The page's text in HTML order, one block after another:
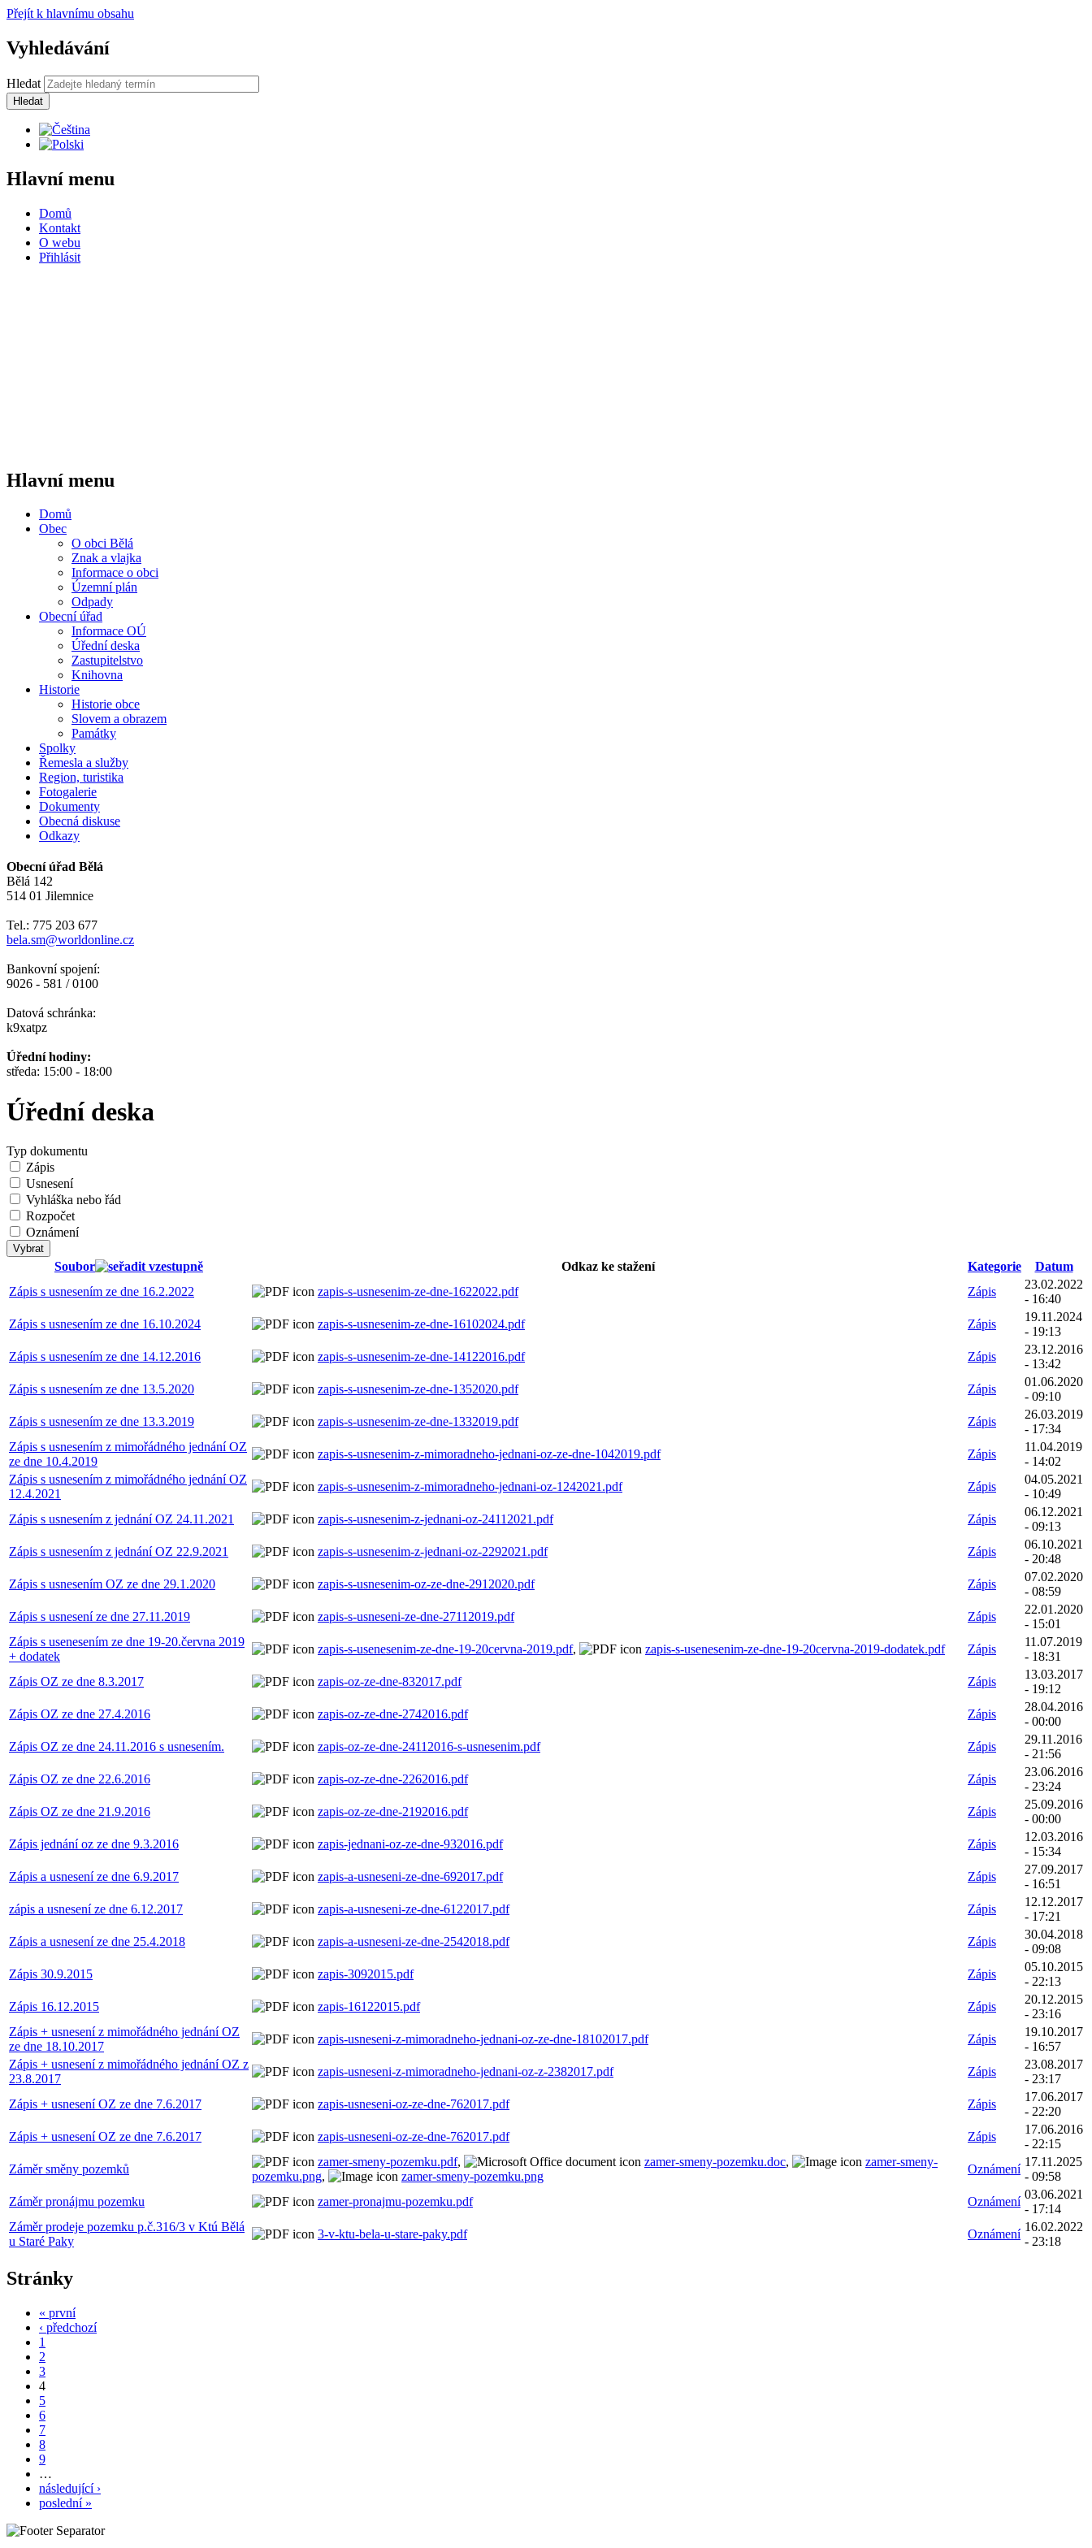
Přejít k hlavnímu obsahu
Vyhledávání
Hledat
Hlavní menu
Domů
Kontakt
O webu
Přihlásit
Hlavní menu
Domů
Obec
O obci Bělá
Znak a vlajka
Informace o obci
Územní plán
Odpady
Obecní úřad
Informace OÚ
Úřední deska
Zastupitelstvo
Knihovna
Historie
Historie obce
Slovem a obrazem
Památky
Spolky
Řemesla a služby
Region, turistika
Fotogalerie
Dokumenty
Obecná diskuse
Odkazy
Obecní úřad Bělá
Bělá 142
514 01 Jilemnice
Tel.: 775 203 677
bela.sm@worldonline.cz
Bankovní spojení:
9026 - 581 / 0100
Datová schránka:
k9xatpz
Úřední hodiny:
středa: 15:00 - 18:00
Úřední deska
Typ dokumentu
Zápis
Usnesení
Vyhláška nebo řád
Rozpočet
Oznámení
Soubor Odkaz ke stažení Kategorie
Datum
Zápis s usnesením ze dne 16.2.2022
zapis-s-usnesenim-ze-dne-1622022.pdf Zápis
23.02.2022
- 16:40
Zápis s usnesením ze dne 16.10.2024
zapis-s-usnesenim-ze-dne-16102024.pdf Zápis
19.11.2024
- 19:13
Zápis s usnesením ze dne 14.12.2016
zapis-s-usnesenim-ze-dne-14122016.pdf Zápis
23.12.2016
- 13:42
Zápis s usnesením ze dne 13.5.2020
zapis-s-usnesenim-ze-dne-1352020.pdf Zápis
01.06.2020
- 09:10
Zápis s usnesením ze dne 13.3.2019
zapis-s-usnesenim-ze-dne-1332019.pdf Zápis
26.03.2019
- 17:34
Zápis s usnesením z mimořádného jednání OZ
ze dne 10.4.2019
zapis-s-usnesenim-z-mimoradneho-jednani-oz-ze-dne-1042019.pdf Zápis
11.04.2019
- 14:02
Zápis s usnesením z mimořádného jednání OZ
12.4.2021
zapis-s-usnesenim-z-mimoradneho-jednani-oz-1242021.pdf Zápis
04.05.2021
- 10:49
Zápis s usnesením z jednání OZ 24.11.2021
zapis-s-usnesenim-z-jednani-oz-24112021.pdf Zápis
06.12.2021
- 09:13
Zápis s usnesením z jednání OZ 22.9.2021
zapis-s-usnesenim-z-jednani-oz-2292021.pdf Zápis
06.10.2021
- 20:48
Zápis s usnesením OZ ze dne 29.1.2020
zapis-s-usnesenim-oz-ze-dne-2912020.pdf Zápis
07.02.2020
- 08:59
Zápis s usnesení ze dne 27.11.2019
zapis-s-usneseni-ze-dne-27112019.pdf Zápis
22.01.2020
- 15:01
Zápis s usenesením ze dne 19-20.června 2019
+ dodatek
zapis-s-usenesenim-ze-dne-19-20cervna-2019.pdf, zapis-s-usenesenim-ze-dne-19-20cervna-2019-dodatek.pdf Zápis
11.07.2019
- 18:31
Zápis OZ ze dne 8.3.2017
zapis-oz-ze-dne-832017.pdf Zápis
13.03.2017
- 19:12
Zápis OZ ze dne 27.4.2016
zapis-oz-ze-dne-2742016.pdf Zápis
28.04.2016
- 00:00
Zápis OZ ze dne 24.11.2016 s usnesením.
zapis-oz-ze-dne-24112016-s-usnesenim.pdf Zápis
29.11.2016
- 21:56
Zápis OZ ze dne 22.6.2016
zapis-oz-ze-dne-2262016.pdf Zápis
23.06.2016
- 23:24
Zápis OZ ze dne 21.9.2016
zapis-oz-ze-dne-2192016.pdf Zápis
25.09.2016
- 00:00
Zápis jednání oz ze dne 9.3.2016
zapis-jednani-oz-ze-dne-932016.pdf Zápis
12.03.2016
- 15:34
Zápis a usnesení ze dne 6.9.2017
zapis-a-usneseni-ze-dne-692017.pdf Zápis
27.09.2017
- 16:51
zápis a usnesení ze dne 6.12.2017
zapis-a-usneseni-ze-dne-6122017.pdf Zápis
12.12.2017
- 17:21
Zápis a usnesení ze dne 25.4.2018
zapis-a-usneseni-ze-dne-2542018.pdf Zápis
30.04.2018
- 09:08
Zápis 30.9.2015
zapis-3092015.pdf Zápis
05.10.2015
- 22:13
Zápis 16.12.2015
zapis-16122015.pdf Zápis
20.12.2015
- 23:16
Zápis + usnesení z mimořádného jednání OZ
ze dne 18.10.2017
zapis-usneseni-z-mimoradneho-jednani-oz-ze-dne-18102017.pdf Zápis
19.10.2017
- 16:57
Zápis + usnesení z mimořádného jednání OZ z
23.8.2017
zapis-usneseni-z-mimoradneho-jednani-oz-z-2382017.pdf Zápis
23.08.2017
- 23:17
Zápis + usnesení OZ ze dne 7.6.2017
zapis-usneseni-oz-ze-dne-762017.pdf Zápis
17.06.2017
- 22:20
Zápis + usnesení OZ ze dne 7.6.2017
zapis-usneseni-oz-ze-dne-762017.pdf Zápis
17.06.2016
- 22:15
Záměr směny pozemků
zamer-smeny-pozemku.pdf, zamer-smeny-pozemku.doc,
zamer-smeny-
pozemku.png, zamer-smeny-pozemku.png
Oznámení
17.11.2025
- 09:58
Záměr pronájmu pozemku
zamer-pronajmu-pozemku.pdf Oznámení
03.06.2021
- 17:14
Záměr prodeje pozemku p.č.316/3 v Ktú Bělá
u Staré Paky
3-v-ktu-bela-u-stare-paky.pdf Oznámení
16.02.2022
- 23:18
Stránky
« první
‹ předchozí
1
2
3
4
5
6
7
8
9
…
následující ›
poslední »